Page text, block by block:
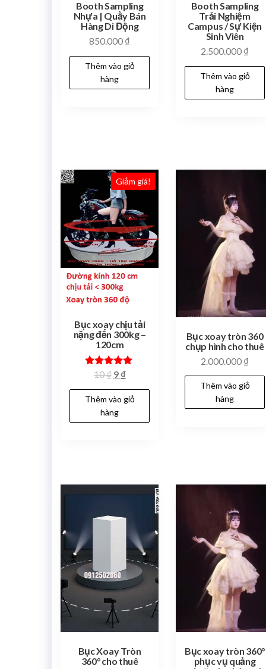
Booth Sampling
Nhựa | Quầy Bán
Hàng Di Động
850.000 ₫
Thêm vào giỏ
hàng
Booth Sampling
Trải Nghiệm
Campus / Sự Kiện
Sinh Viên
2.500.000 ₫
Thêm vào giỏ
hàng
Giảm giá!
Bục xoay chịu tải
nặng đến 300kg –
120cm
Được xếp
5.00
5 sao
10₫ 9 ₫
Thêm vào giỏ
hàng
Bục xoay tròn 360
chụp hình cho thuê
2.000.000 ₫
Thêm vào giỏ
hàng
Bục Xoay Tròn
360° cho thuê
Bục xoay tròn 360°
phục vụ quảng